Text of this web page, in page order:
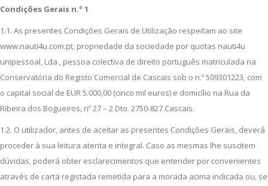
Condições Gerais n.º 1
1.1. As presentes Condições Gerais de Utilização respeitam ao site
www.nauti4u.com.pt, propriedade da sociedade por quotas nauti4u
unipessoal, Lda., pessoa colectiva de direito português matriculada na
Conservatória do Registo Comercial de Cascais sob o n.º 509301223, com
o capital social de EUR 5.000,00 (cinco mil euros) e domicílio na Rua da
Ribeira dos Bogueiros, nº 27 – 2 Dto. 2750-827 Cascais.
1.2. O utilizador, antes de aceitar as presentes Condições Gerais, deverá
proceder à sua leitura atenta e integral. Caso as mesmas lhe suscitem
dúvidas, poderá obter esclarecimentos que entender por convenientes
através de carta registada remetida para a morada acima indicada ou, se